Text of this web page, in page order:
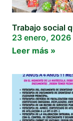
Trabajo social
23 enero, 2026
Leer más »